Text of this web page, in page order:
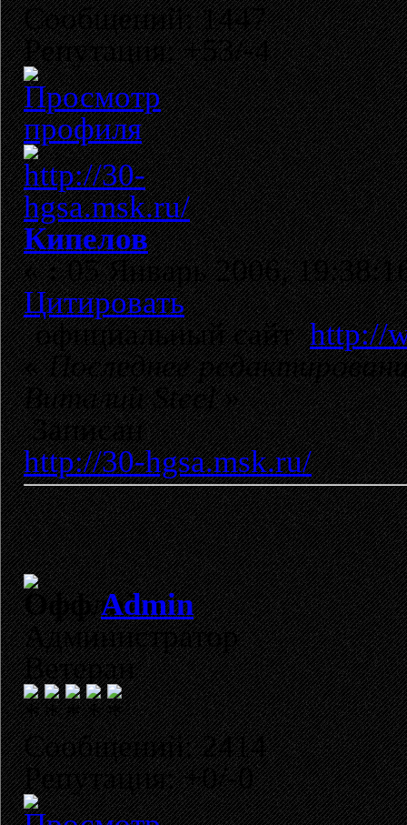
Сообщений: 1447
Репутация: +53/-4
Кипелов
«:05 Январь 2006,
Цитировать
официальный сайтhttp://
«Последнее
Виталий Steel»
Записан
http://30-hgsa.msk.ru/
Admin
Администратор
Ветеран
Сообщений: 2414
Репутация: +0/-0